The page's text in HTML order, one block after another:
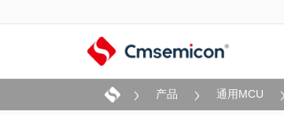
产品 通用MCU